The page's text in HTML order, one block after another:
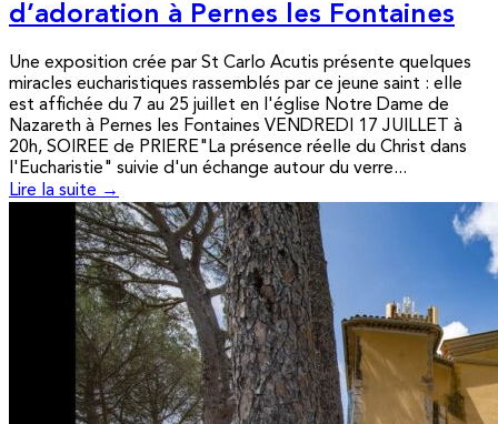
d’adoration à Pernes les Fontaines
Une exposition crée par St Carlo Acutis présente quelques
miracles eucharistiques rassemblés par ce jeune saint : elle
est affichée du 7 au 25 juillet en l'église Notre Dame de
Nazareth à Pernes les Fontaines VENDREDI 17 JUILLET à
20h, SOIREE de PRIERE"La présence réelle du Christ dans
l'Eucharistie" suivie d'un échange autour du verre...
Lire la suite →